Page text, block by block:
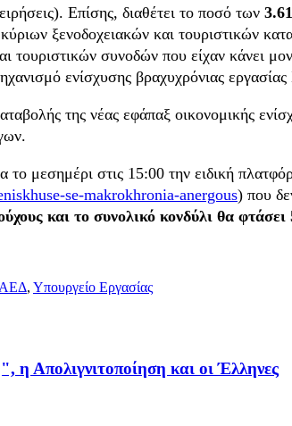
Επίσης, διαθέτει το ποσό των
ξενοδοχειακών και τουριστικών
τουριστικών συνοδών που είχαν κάνει
ενίσχυσης βραχυχρόνιας
της νέας εφάπαξ οικονομικής
το μεσημέρι στις 15:00 την ειδική
se-makrokhronia-anergous) που
και το συνολικό κονδύλι θα
, Υπουργείο Εργασίας
Απολιγνιτοποίηση και οι Έλληνες